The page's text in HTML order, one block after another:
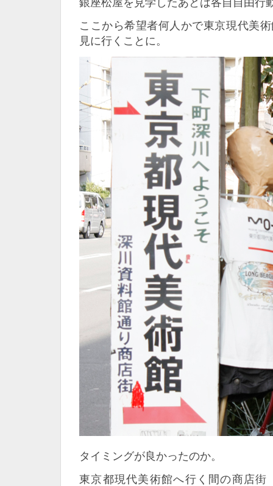
銀座松屋を見学したあとは各自自由行
ここから希望者何人かで東京現代美
見に行くことに。
タイミングが良かったのか。
東京都現代美術館へ行く間の商店街